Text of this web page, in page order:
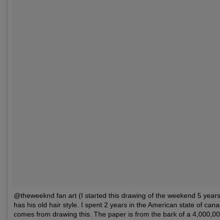
@theweeknd fan art (I started this drawing of the weekend 5
has his old hair style. I spent 2 years in the American state of
comes from drawing this. The paper is from the bark of a